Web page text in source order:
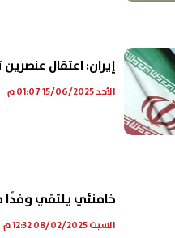
إيران: اعتقال
الأحد 15/06/2025 01:07 م
خامنئي يلتقي
السبت 08/02/2025 12:32 م
وأبشواي في